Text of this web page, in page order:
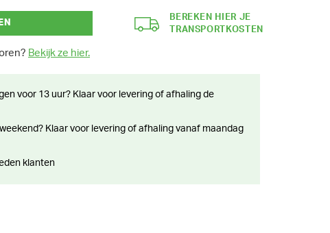
Bekijk ze hier.
BEREKEN HIER JE
TRANSPORTKOSTEN
klanten